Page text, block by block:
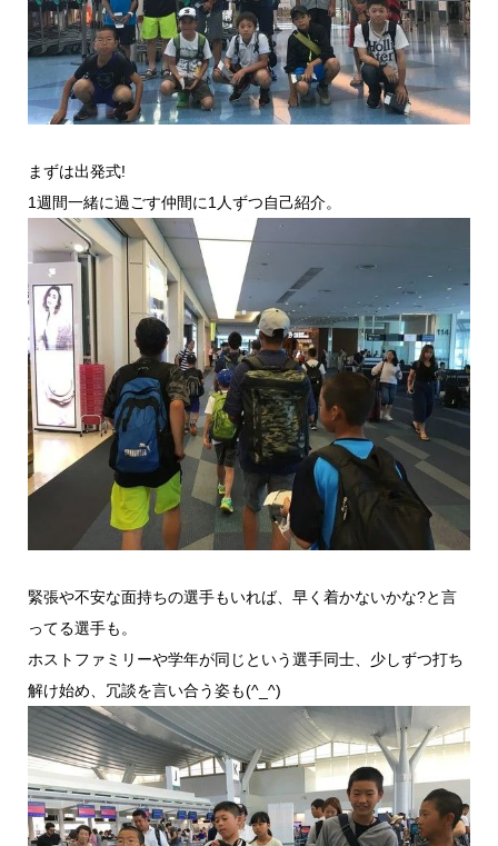
まずは出発式!
1週間一緒に過ごす仲間に1人ずつ自己紹介。
緊張や不安な面持ちの選手もいれば、早く着かないかな?と言
ってる選手も。
ホストファミリーや学年が同じという選手同士、少しずつ打ち
解け始め、冗談を言い合う姿も(^_^)